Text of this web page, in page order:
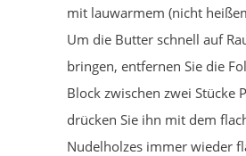
mit lauwarmem (nicht
Um die Butter schnell auf
bringen, entfernen Sie die
Block zwischen zwei Stücke
drücken Sie ihn mit dem
Nudelholzes immer wieder